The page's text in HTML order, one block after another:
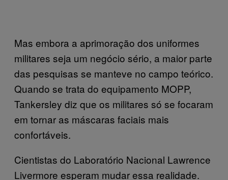
Mas embora a aprimoração dos uniformes
militares seja um negócio sério, a maior parte
das pesquisas se manteve no campo teórico.
Quando se trata do equipamento MOPP,
Tankersley diz que os militares só se focaram
em tornar as máscaras faciais mais
confortáveis.
Cientistas do Laboratório Nacional Lawrence
Livermore esperam mudar essa realidade.